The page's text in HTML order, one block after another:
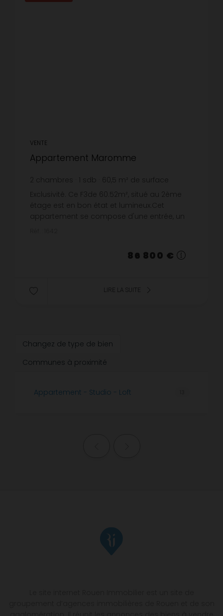
VENTE
Appartement Maromme
2 chambres 1 sdb 60,5 m² de surface
1 434,71 €
prix / m²
Exclusivité. Ce F3de 60.52m², situé au 2ème
étage est en bon état et lumineux.Cet
appartement se compose d'une entrée, un
86 800 €
LIRE LA SUITE
Changez de type de bien
Communes à proximité
Appartement - Studio - Loft